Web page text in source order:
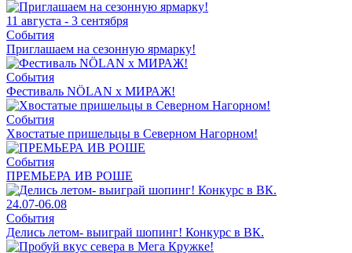
11 августа - 3 сентября
События
Приглашаем на сезонную ярмарку!
События
Фестиваль NÖLAN x МИРАЖ!
События
Хвостатые пришельцы в Северном Нагорном!
События
ПРЕМЬЕРА ИВ РОШЕ
24.07-06.08
События
Делись летом- выиграй шопинг! Конкурс в ВК.